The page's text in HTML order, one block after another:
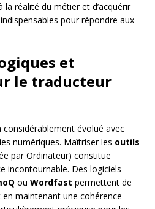
réalité du métier et d’acquérir
pour répondre aux
et
le traducteur
considérablement évolué avec
numériques. Maîtriser les outils
par Ordinateur) constitue
incontournable. Des logiciels
ou Wordfast permettent de
maintenant une cohérence